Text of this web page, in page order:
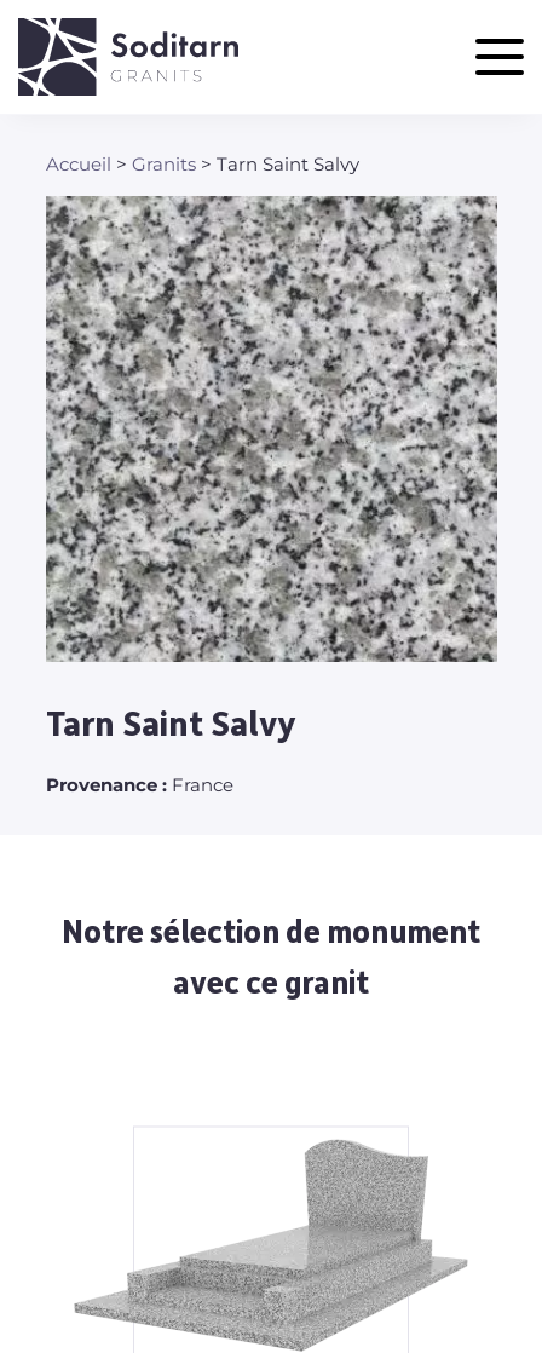
Aller
contenu
principal
d'Ariane
Accueil Granits Tarn Saint Salvy
Tarn Saint Salvy
Provenance :France
Notre sélection de monument
avec ce granit